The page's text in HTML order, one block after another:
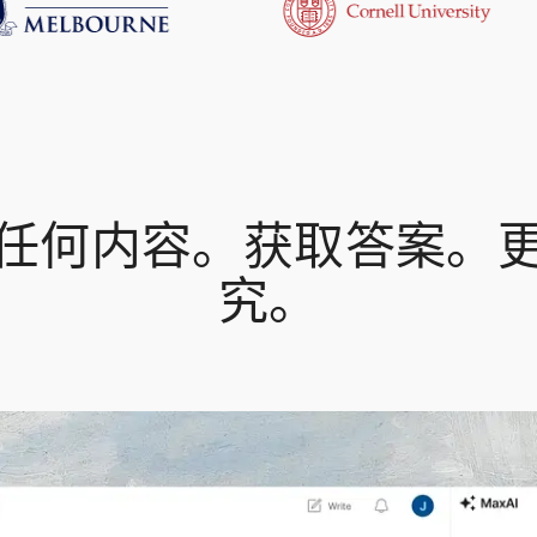
何内容。获取答案。
究。